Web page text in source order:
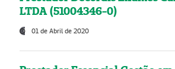
LTDA (51004346-0)
01 de Abril de 2020